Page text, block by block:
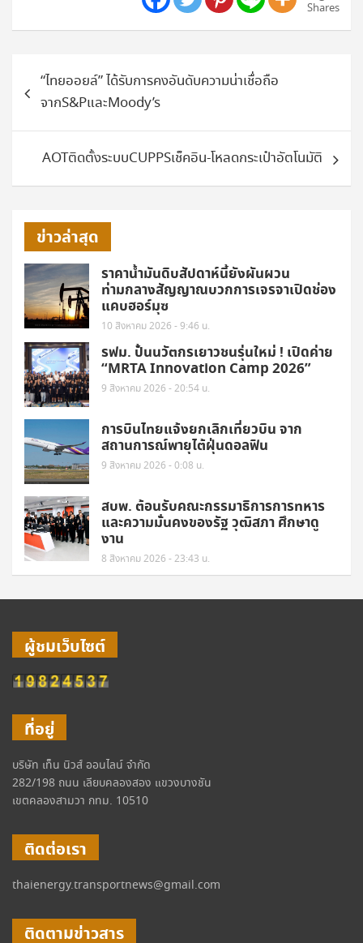
Shares
แนะแนว
เรื่อง“ไทยออยล์” ได้รับการคงอันดับความน่าเชื่อถือ
จากS&PและMoody’s
AOTติดตั้งระบบCUPPSเช็คอิน-โหลดกระเป๋าอัตโนมัติ
ข่าวล่าสุด
ราคาน้ำมันดิบสัปดาห์นี้ยังผันผวน
ท่ามกลางสัญญาณบวกการเจรจาเปิดช่อง
แคบฮอร์มุซ
10 สิงหาคม 2026 - 9:46 น.
รฟม. ปั้นนวัตกรเยาวชนรุ่นใหม่ ! เปิดค่าย
“MRTA Innovation Camp 2026”
9 สิงหาคม 2026 - 20:54 น.
การบินไทยแจ้งยกเลิกเที่ยวบิน จาก
สถานการณ์พายุไต้ฝุ่นดอลฟิน
9 สิงหาคม 2026 - 0:08 น.
สบพ. ต้อนรับคณะกรรมาธิการการทหาร
และความมั่นคงของรัฐ วุฒิสภา ศึกษาดู
งาน
8 สิงหาคม 2026 - 23:43 น.
ผู้ชมเว็บไซต์
ที่อยู่
บริษัท เท็น นิวส์ ออนไลน์ จำกัด
282/198 ถนน เลียบคลองสอง แขวงบางชัน
เขตคลองสามวา กทม. 10510
ติดต่อเรา
thaienergy.transportnews@gmail.com
ติดตามข่าวสาร